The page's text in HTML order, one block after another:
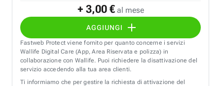
+ 3,00 € al mese
AGGIUNGI
Fastweb Protect viene fornito per quanto concerne i servizi
Wallife Digital Care (App, Area Riservata e polizza) in
collaborazione con Wallife. Puoi richiedere la disattivazione del
servizio accedendo alla tua area clienti.
Ti informiamo che per gestire la richiesta di attivazione del